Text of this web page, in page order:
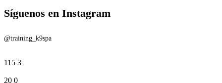
Síguenos en Instagram
@training_k9spa
115 3
20 0